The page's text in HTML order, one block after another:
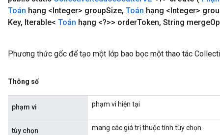
Toán hạng <Integer> groupSize, Toán hạng <Integer>
Key, Iterable< Toán hạng <?>> orderToken, String mergeOp
Phương thức gốc để tạo một lớp bao bọc một thao tác
Thông số
phạm vi phạm vi hiện tại
tùy chọn mang các giá trị thuộc tính tùy chọn